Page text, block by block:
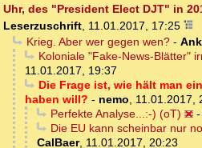
Uhr, des "President Elect DJT" in
Leserzuschrift, 11.01.2017, 17:25
Krieg. Aber wer gegen wen?-
Koloniale "Fake-News-Blätter"
11.01.2017, 19:37
Die Frage ist, wie hält man
haben will? - nemo, 11.01.2017,
Perfekte Analyse...:-) (oT)
-
Die EU kann scheinbar nur
CalBaer, 11.01.2017, 20:23